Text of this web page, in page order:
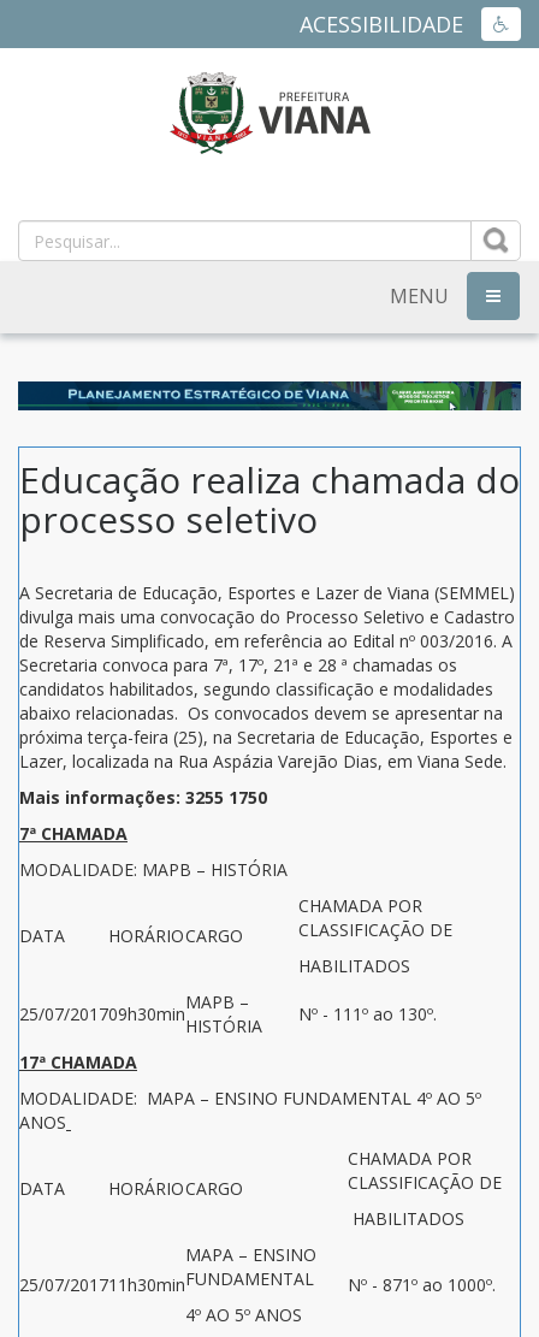
ACESSIBILIDADE
MUNICIPAL
DE
VIANA
ES
MENU
Educação realiza chamada do
processo seletivo
A Secretaria de Educação, Esportes e Lazer de Viana (SEMMEL)
divulga mais uma convocação do Processo Seletivo e Cadastro
de Reserva Simplificado, em referência ao Edital nº 003/2016. A
Secretaria convoca para 7ª, 17º, 21ª e 28 ª chamadas os
candidatos habilitados, segundo classificação e modalidades
abaixo relacionadas. Os convocados devem se apresentar na
próxima terça-feira (25), na Secretaria de Educação, Esportes e
Lazer, localizada na Rua Aspázia Varejão Dias, em Viana Sede.
Mais informações: 3255 1750
7ª CHAMADA
MODALIDADE: MAPB – HISTÓRIA
DATA HORÁRIOCARGO
CHAMADA POR
CLASSIFICAÇÃO DE
HABILITADOS
25/07/201709h30min
MAPB –
HISTÓRIA
Nº - 111º ao 130º.
17ª CHAMADA
MODALIDADE: MAPA – ENSINO FUNDAMENTAL 4º AO 5º
ANOS
DATA HORÁRIOCARGO
CHAMADA POR
CLASSIFICAÇÃO DE
HABILITADOS
25/07/201711h30min
MAPA – ENSINO
FUNDAMENTAL
4º AO 5º ANOS
Nº - 871º ao 1000º.